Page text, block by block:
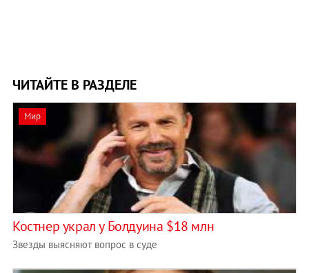
ЧИТАЙТЕ В РАЗДЕЛЕ
Мир
Костнер украл у Болдуина $18 млн
Звезды выясняют вопрос в суде